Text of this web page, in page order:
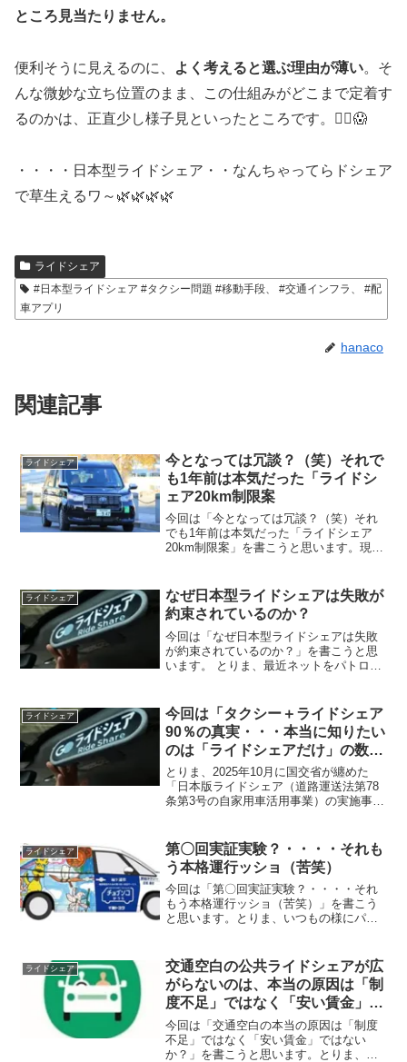
ところ見当たりません。
便利そうに見えるのに、 よく考えると選ぶ理由が薄い。そ
んな微妙な立ち位置のまま、この仕組みがどこまで定着す
るのかは、正直少し様子見といったところです。🤷‍♀️😱
・・・・日本型ライドシェア・・なんちゃってらドシェア
で草生えるワ～🌿🌿🌿🌿
ライドシェア
#日本型ライドシェア #タクシー問題 #移動手段、 #交通インフラ、 #配
車アプリ
hanaco
関連記事
ライドシェア
今となっては冗談？（笑）それで
も1年前は本気だった「ライドシ
ェア20km制限案
今回は「今となっては冗談？（笑）それ
でも1年前は本気だった「ライドシェア
20km制限案」を書こうと思います。現在
が、今から約２年前の１月の日経の記事
には、ライドシェア「1...
ライドシェア
なぜ日本型ライドシェアは失敗が
約束されているのか？
今回は「なぜ日本型ライドシェアは失敗
が約束されているのか？」を書こうと思
います。 とりま、最近ネットをパトロー
した（苦笑）。😱ライドシェアの１つの
日本型ライドシェアは当...
ライドシェア
今回は「タクシー＋ライドシェア
90％の真実・・・本当に知りたい
のは「ライドシェアだけ」の数字
です。
とりま、2025年10月に国交省が纏めた
「日本版ライドシェア（道路運送法第78
条第3号の自家用車活用事業）の実施事業
纏めた物になります。下に東京と区別
区・武三地区のデー...
ライドシェア
第〇回実証実験？・・・・それも
う本格運行ッショ（苦笑）
今回は「第〇回実証実験？・・・・それ
もう本格運行ッショ（苦笑）」を書こう
と思います。とりま、いつもの様にパト
区での本格運行を開始します、と言う記
事をみつけました。この「...
ライドシェア
交通空白の公共ライドシェアが広
がらないのは、本当の原因は「制
度不足」ではなく「安い賃金」で
はないか？
今回は「交通空白の本当の原因は「制度
不足」ではなく「安い賃金」ではない
か？」を書こうと思います。とりま、最